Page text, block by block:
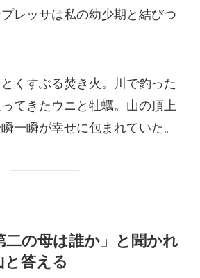
レッサは私の幼少期と結びつ
くすぶる焚き火。川で釣った
てきたウニと牡蠣。山の頂上
一瞬が幸せに包まれていた。
の母は誰か」と聞かれ
答える